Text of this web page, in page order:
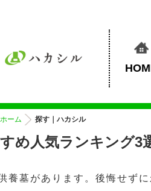
ホーム 探す｜ハカシル
め人気ランキング3
養墓があります。後悔せず